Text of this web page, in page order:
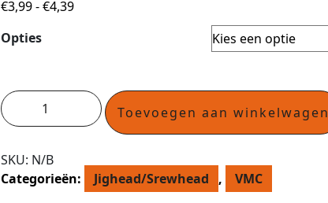
€3,99-€4,39
Opties
Toevoegen aan winkelwagen
SKU: N/B
Categorieën:
Jighead/Srewhead , VMC